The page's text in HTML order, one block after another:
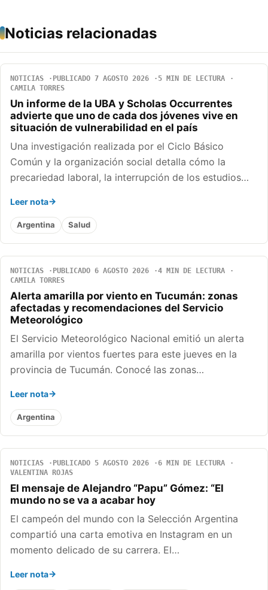
Noticias relacionadas
NOTICIAS PUBLICADO 7 AGOSTO 2026
5 MIN DE LECTURA
CAMILA TORRES
Un informe de la UBA y Scholas Occurrentes
advierte que uno de cada dos jóvenes vive en
situación de vulnerabilidad en el país
Una investigación realizada por el Ciclo Básico
Común y la organización social detalla cómo la
precariedad laboral, la interrupción de los estudios…
Leer nota
Argentina Salud
NOTICIAS PUBLICADO 6 AGOSTO 2026
4 MIN DE LECTURA
CAMILA TORRES
Alerta amarilla por viento en Tucumán: zonas
afectadas y recomendaciones del Servicio
Meteorológico
El Servicio Meteorológico Nacional emitió un alerta
amarilla por vientos fuertes para este jueves en la
provincia de Tucumán. Conocé las zonas…
Leer nota
Argentina
NOTICIAS PUBLICADO 5 AGOSTO 2026
6 MIN DE LECTURA
VALENTINA ROJAS
El mensaje de Alejandro “Papu” Gómez: “El
mundo no se va a acabar hoy
El campeón del mundo con la Selección Argentina
compartió una carta emotiva en Instagram en un
momento delicado de su carrera. El…
Leer nota